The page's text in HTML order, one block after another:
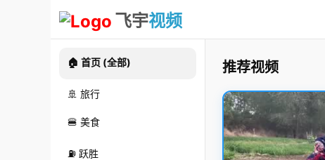
飞宇视频
🏠 首页 (全部)
🚢 旅行
🍔 美食
⛽ 跃胜
推荐视频